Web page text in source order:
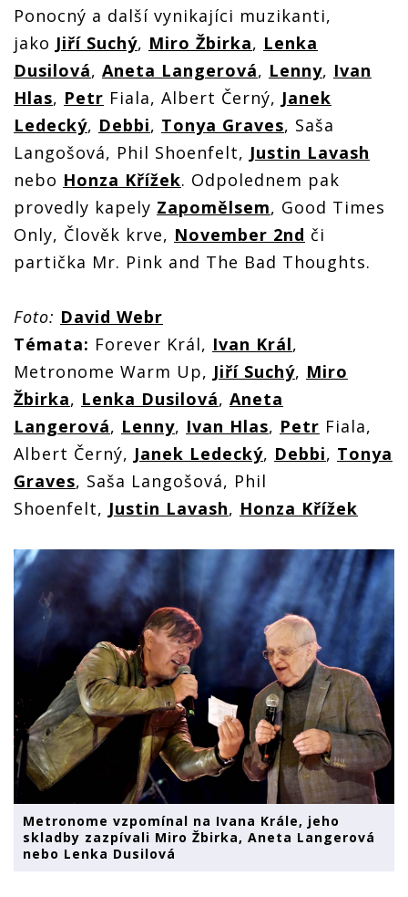
Ponocný a další vynikajíci muzikanti,
jako Jiří Suchý, Miro Žbirka, Lenka
Dusilová, Aneta Langerová, Lenny, Ivan
Hlas, Petr Fiala, Albert Černý, Janek
Ledecký, Debbi, Tonya Graves, Saša
Langošová, Phil Shoenfelt, Justin Lavash
nebo Honza Křížek. Odpolednem pak
provedly kapely Zapomělsem, Good Times
Only, Člověk krve, November 2nd či
partička Mr. Pink and The Bad Thoughts.
Foto: David Webr
Témata: Forever Král, Ivan Král,
Metronome Warm Up, Jiří Suchý, Miro
Žbirka, Lenka Dusilová, Aneta
Langerová, Lenny, Ivan Hlas, Petr Fiala,
Albert Černý, Janek Ledecký, Debbi, Tonya
Graves, Saša Langošová, Phil
Shoenfelt, Justin Lavash, Honza Křížek
Metronome vzpomínal na Ivana Krále, jeho
skladby zazpívali Miro Žbirka, Aneta Langerová
nebo Lenka Dusilová